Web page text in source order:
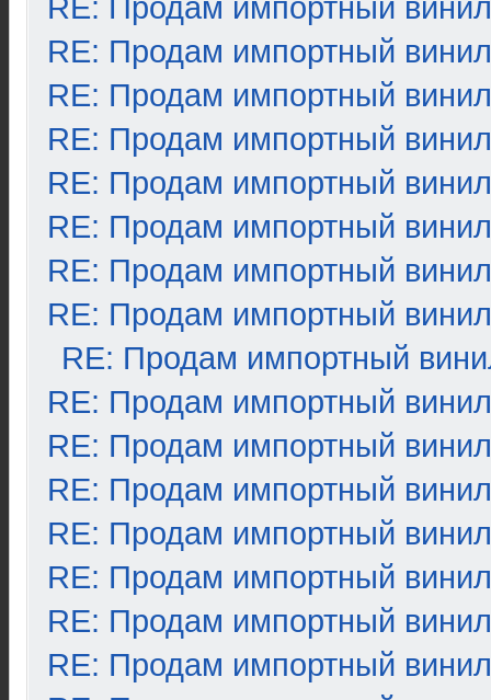
RE: Продам импортный винил
RE: Продам импортный винил
RE: Продам импортный винил
RE: Продам импортный винил
RE: Продам импортный винил
RE: Продам импортный винил
RE: Продам импортный винил
RE: Продам импортный винил
RE: Продам импортный
RE: Продам импортный винил
RE: Продам импортный винил
RE: Продам импортный винил
RE: Продам импортный винил
RE: Продам импортный винил
RE: Продам импортный винил
RE: Продам импортный винил